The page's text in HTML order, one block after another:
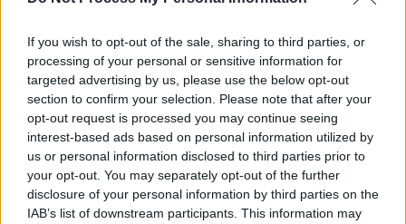
If you wish to opt-out of the sale, sharing to third parties, or
processing of your personal or sensitive information for
targeted advertising by us, please use the below opt-out
section to confirm your selection. Please note that after your
opt-out request is processed you may continue seeing
interest-based ads based on personal information utilized by
us or personal information disclosed to third parties prior to
your opt-out. You may separately opt-out of the further
disclosure of your personal information by third parties on the
IAB’s list of downstream participants. This information may
γέφυρα ζωής για το παιδί μου. Και τι να
πεις...Την ίδια στιγμή έφυγε ο άντρας μου
Ήταν καρκινοπαθής και το μάθαμε προχθές.
Την ίδια ώρα που βγήκε ο γιατρός και μου
είπε ότι πέθανε το παιδί μου, χτυπο ύσε το
κινητό μου για να μου πουν ότι πέθανε ο
άντρας μου. Αυτό ζω», σημείωσε η γυναίκα.